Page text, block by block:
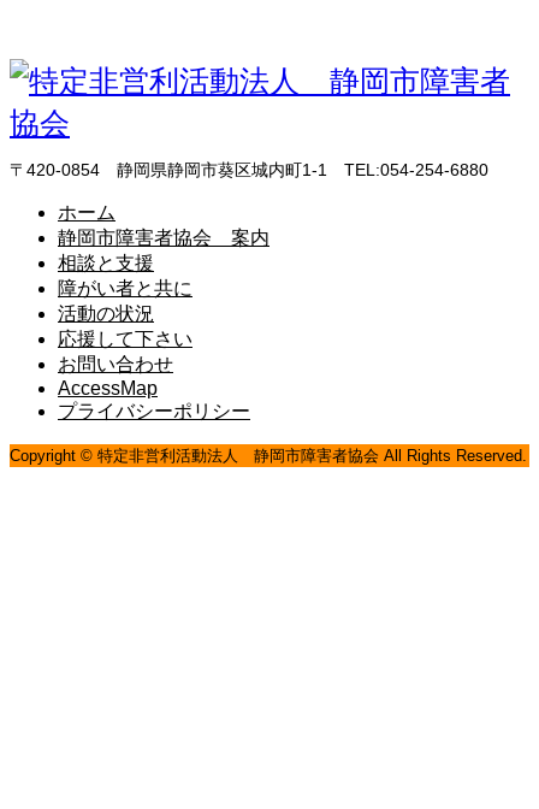
〒420-0854 静岡県静岡市葵区城内町1-1 TEL:054-254-6880
ホーム
静岡市障害者協会 案内
相談と支援
障がい者と共に
活動の状況
応援して下さい
お問い合わせ
AccessMap
プライバシーポリシー
Copyright © 特定非営利活動法人 静岡市障害者協会 All Rights Reserved.